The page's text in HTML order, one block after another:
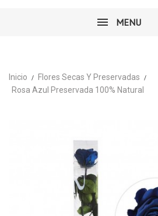
MENU
Inicio
Flores Secas Y Preservadas
Rosa Azul Preservada 100% Natural